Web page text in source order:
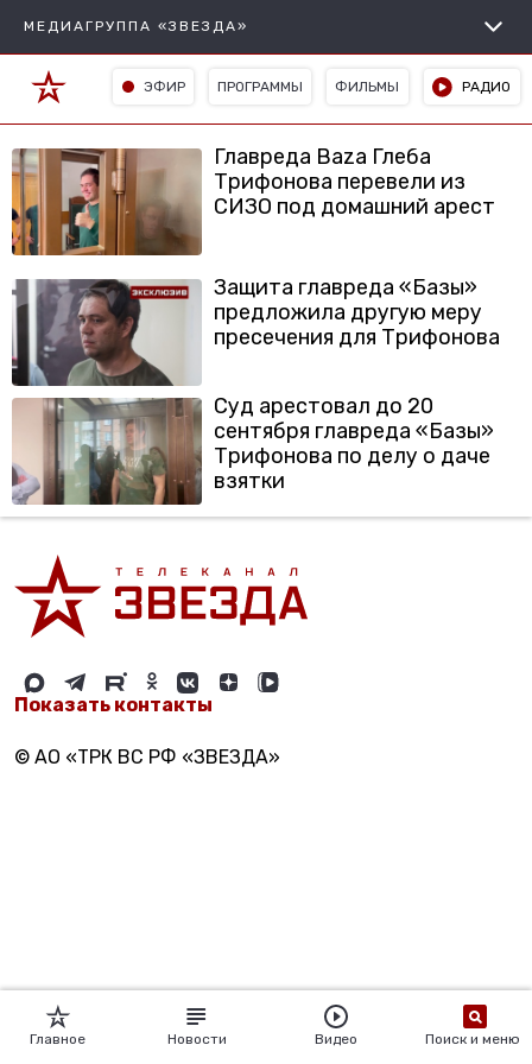
МЕДИАГРУППА «ЗВЕЗДА»
ЭФИР ПРОГРАММЫ ФИЛЬМЫ РАДИО
Главреда Baza Глеба
Трифонова перевели из
СИЗО под домашний арест
Защита главреда «Базы»
предложила другую меру
пресечения для Трифонова
Суд арестовал до 20
сентября главреда «Базы»
Трифонова по делу о даче
взятки
Показать контакты
© АО «ТРК ВС РФ «ЗВЕЗДА»
Главное Новости Видео Поиск и меню